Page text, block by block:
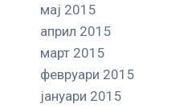
мај 2015
април 2015
март 2015
февруари 2015
јануари 2015